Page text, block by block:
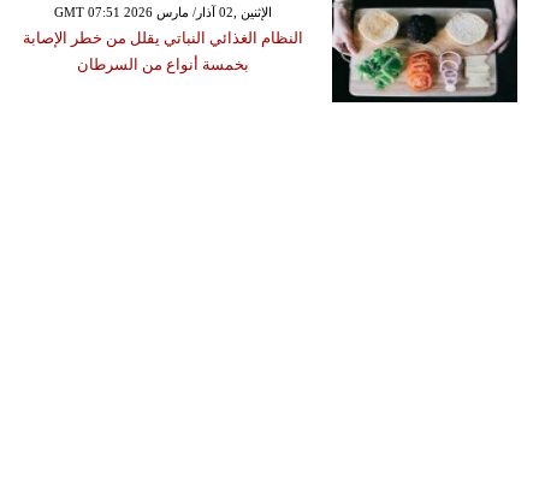
GMT 07:51 2026 الإثنين ,02 آذار/ مارس
النظام الغذائي النباتي يقلل من خطر الإصابة
بخمسة أنواع من السرطان